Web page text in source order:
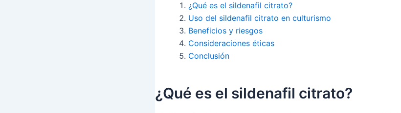
¿Qué es el sildenafil citrato?
Uso del sildenafil citrato en culturismo
Beneficios y riesgos
Consideraciones éticas
Conclusión
¿Qué es el sildenafil citrato?